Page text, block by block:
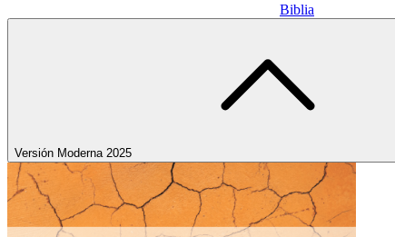
Biblia
Versión Moderna 2025